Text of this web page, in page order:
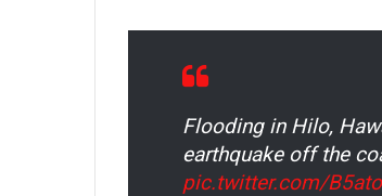
Flooding in Hilo,
earthquake off the
pic.twitter.com/